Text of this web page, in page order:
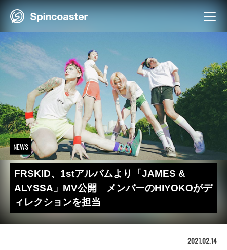
Skip
NEWS
FRSKID、1stアルバムより「JAMES &
ALYSSA」MV公開 メンバーのHIYOKOがデ
ィレクションを担当
2021.02.14